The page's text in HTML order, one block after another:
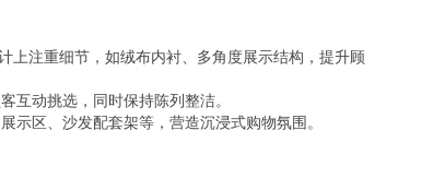
上注重细节，如绒布内衬、多角度展示结构，提升顾
互动挑选，同时保持陈列整洁。
示区、沙发配套架等，营造沉浸式购物氛围。